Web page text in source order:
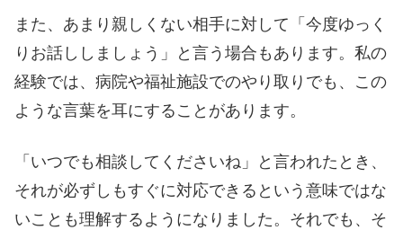
また、あまり親しくない相手に対して「今度ゆっく
りお話ししましょう」と言う場合もあります。私の
経験では、病院や福祉施設でのやり取りでも、この
ような言葉を耳にすることがあります。
「いつでも相談してくださいね」と言われたとき、
それが必ずしもすぐに対応できるという意味ではな
いことも理解するようになりました。それでも、そ